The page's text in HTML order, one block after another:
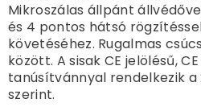
Mikroszálas állpánt
és 4 pontos hátsó
követéséhez. Rugalmas
között. A sisak CE jelölésű, CE
tanúsítvánnyal rendelkezik
szerint.